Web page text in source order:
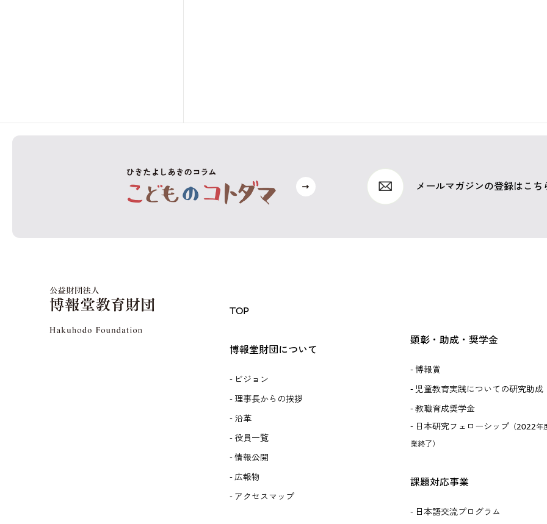
メールマガジンの登録はこち
TOP
博報堂財団について
ビジョン
理事長からの挨拶
沿革
役員一覧
情報公開
広報物
アクセスマップ
顕彰・助成・奨学金
博報賞
児童教育実践についての研究助成
教職育成奨学金
日本研究フェローシップ （2022年
業終了）
課題対応事業
日本語交流プログラム